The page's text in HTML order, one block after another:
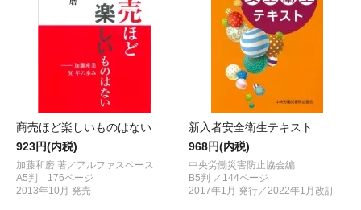
商売ほど楽しいものはない
923円(内税)
加藤和磨 著／アルファスペース
A5判 176ページ
2013年10月 発売
新入者安全衛生テキスト
968円(内税)
中央労働災害防止協会編
B5判 ／144ページ
2017年1月 発行／2022年1月改訂